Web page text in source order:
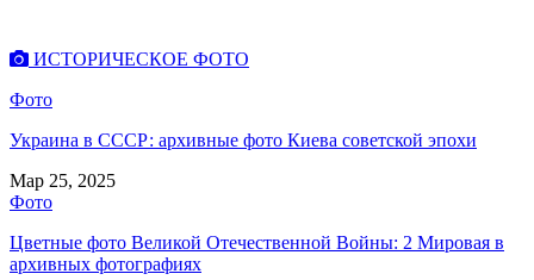
ИСТОРИЧЕСКОЕ ФОТО
Фото
Украина в СССР: архивные фото Киева советской эпохи
Мар 25, 2025
Фото
Цветные фото Великой Отечественной Войны: 2 Мировая в
архивных фотографиях